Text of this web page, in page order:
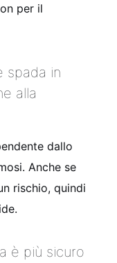
per il
spada in
alla
dallo
Anche se
rischio, quindi
è più sicuro